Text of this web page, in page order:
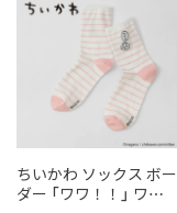
ちいかわ ソックス ボー
ダー 「ワワ！！」 ワン